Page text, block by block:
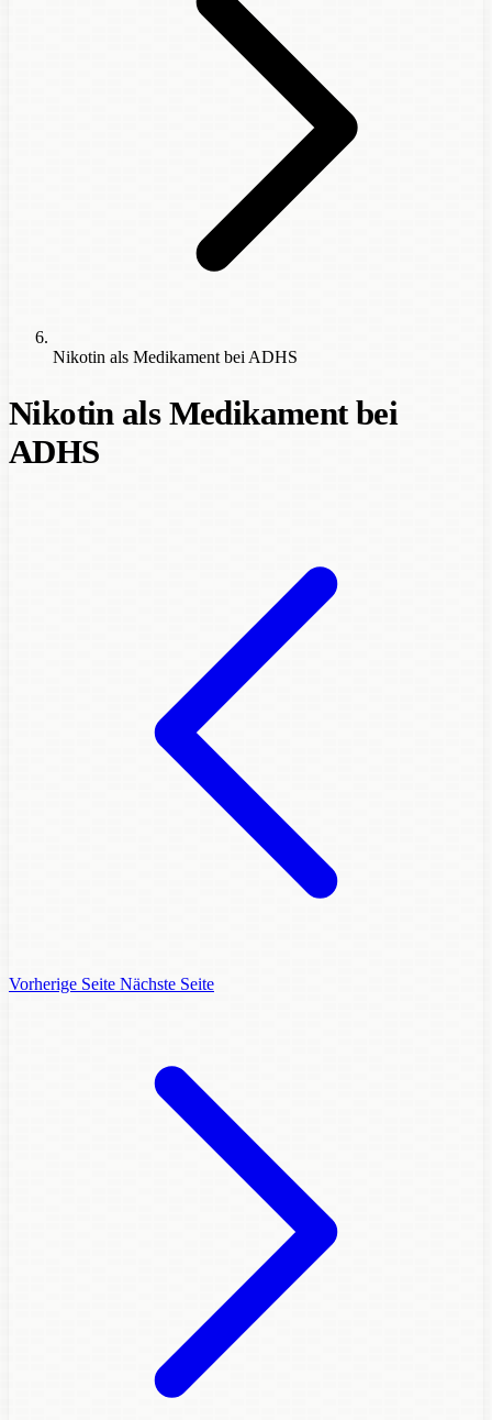
Nikotin als Medikament bei ADHS
Nikotin als Medikament bei
ADHS
Vorherige Seite Nächste Seite